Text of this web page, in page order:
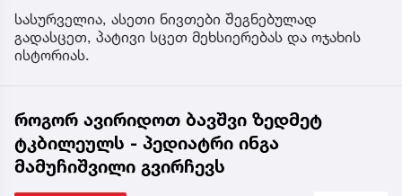
სასურველია, ასეთი ნივთები შეგნებულად
გადასცეთ, პატივი სცეთ მეხსიერებას და ოჯახის
ისტორიას.
როგორ ავირიდოთ ბავშვი ზედმეტ
ტკბილეულს - პედიატრი ინგა
მამუჩიშვილი გვირჩევს